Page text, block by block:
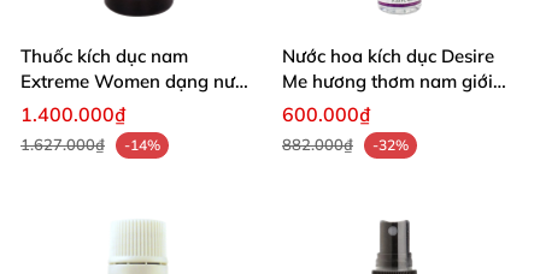
Thuốc kích dục nam
Extreme Women dạng nước
nhập khẩu Mỹ
1.400.000₫
1.627.000₫ -14%
Nước hoa kích dục Desire
Me hương thơm nam giới
nhập khẩu Mỹ
600.000₫
882.000₫ -32%